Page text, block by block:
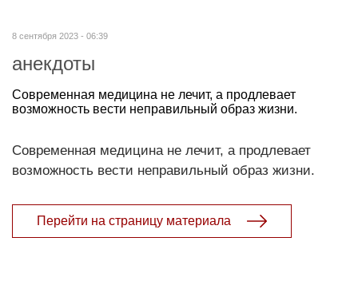
8 сентября 2023 - 06:39
анекдоты
Современная медицина не лечит, а продлевает
возможность вести неправильный образ жизни.
Современная медицина не лечит, а продлевает
возможность вести неправильный образ жизни.
Перейти на страницу материала